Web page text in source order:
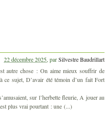
22 décembre 2025, parSilvestre Baudrillart
autre chose : On aime mieux souffrir de
ce sujet, D’avair été témoin d’un fait Fort
sur l’herbette fleurie, A jouer au
plus vrai pourtant : une (...)